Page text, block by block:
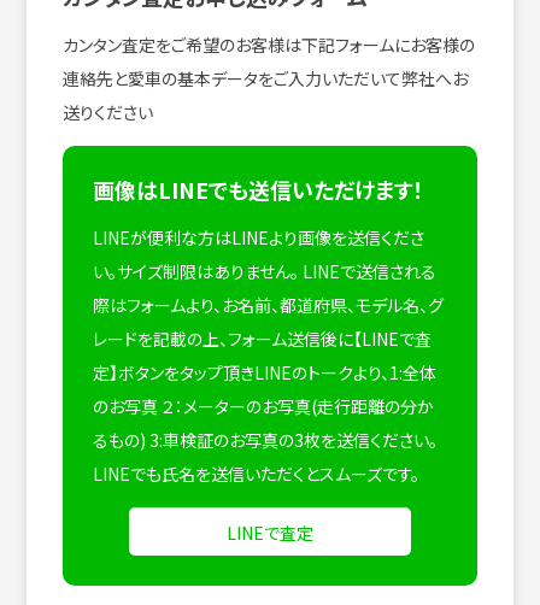
カンタン査定をご希望のお客様は下記フォームにお客様の
連絡先と愛車の基本データをご入力いただいて弊社へお
送りください
画像はLINEでも送信いただけます！
LINEが便利な方はLINEより画像を送信くださ
い。サイズ制限はありません。 LINEで送信される
際はフォームより、お名前、都道府県、モデル名、グ
レードを記載の上、フォーム送信後に【LINEで査
定】ボタンをタップ頂きLINEのトークより、1:全体
のお写真 ２：メーターのお写真(走行距離の分か
るもの) 3:車検証のお写真の3枚を送信ください。
LINEでも氏名を送信いただくとスムーズです。
LINEで査定